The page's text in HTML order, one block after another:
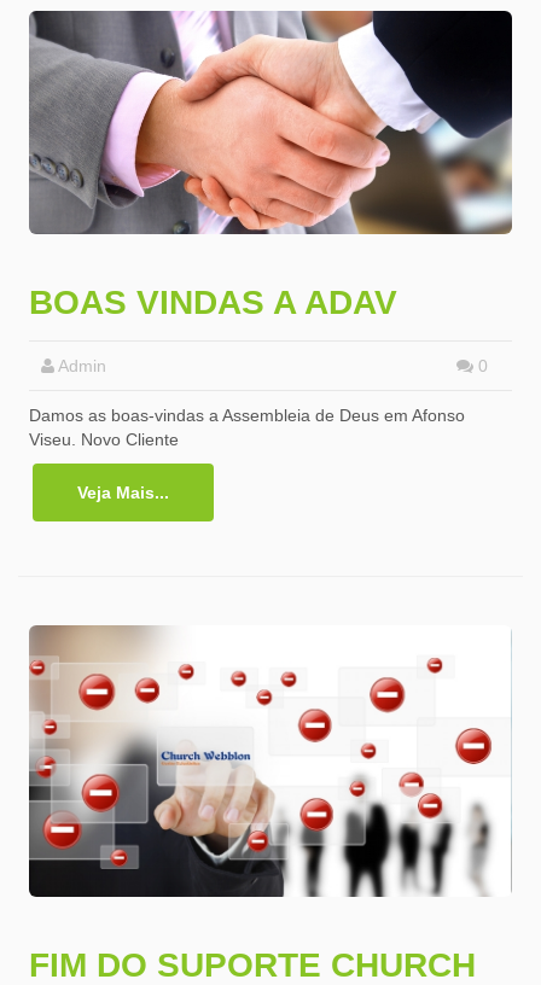
BOAS VINDAS A ADAV
Admin 0
Damos as boas-vindas a Assembleia de Deus em Afonso
Viseu. Novo Cliente
Veja Mais...
FIM DO SUPORTE CHURCH